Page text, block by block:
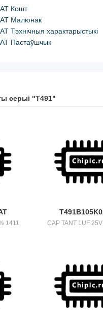
Кошт
Малюнак
Тэхнічныя характарыстыкі
Пастаўшчык
серыі "T491"
1411 CAP TANT 1UF